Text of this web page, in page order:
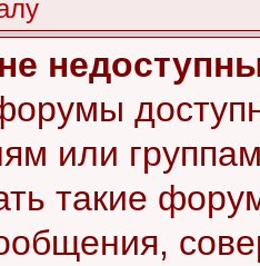
или
такие